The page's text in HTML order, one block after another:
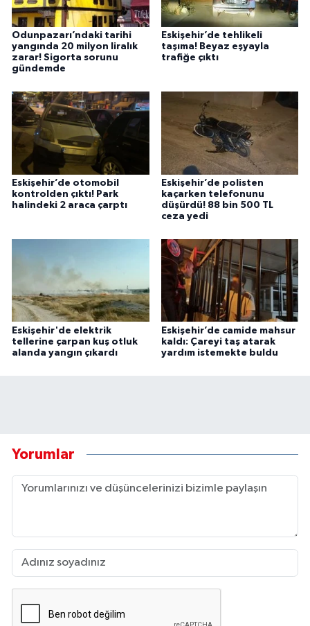
Odunpazarı’ndaki tarihi
yangında 20 milyon liralık
zarar! Sigorta sorunu
gündemde
Eskişehir’de tehlikeli
taşıma! Beyaz eşyayla
trafiğe çıktı
Eskişehir’de otomobil
kontrolden çıktı! Park
halindeki 2 araca çarptı
Eskişehir’de polisten
kaçarken telefonunu
düşürdü! 88 bin 500 TL
ceza yedi
Eskişehir'de elektrik
tellerine çarpan kuş otluk
alanda yangın çıkardı
Eskişehir’de camide mahsur
kaldı: Çareyi taş atarak
yardım istemekte buldu
Yorumlar